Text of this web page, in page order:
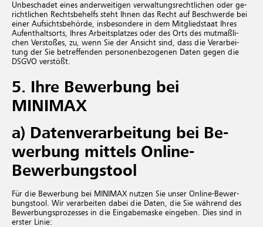
Un­be­scha­det eines an­der­wei­ti­gen ver­wal­tungs­recht­li­chen oder ge­
richt­li­chen Rechts­be­helfs steht Ihnen das Recht auf Be­schwer­de bei
einer Auf­sichts­be­hör­de, ins­be­son­de­re in dem Mit­glied­staat Ihres
Auf­ent­halts­orts, Ihres Ar­beits­plat­zes oder des Orts des mut­ma­ß­li­
chen Ver­sto­ßes, zu, wenn Sie der An­sicht sind, dass die Ver­ar­bei­
tung der Sie be­tref­fen­den per­so­nen­be­zo­ge­nen Daten gegen die
DSGVO ver­stö­ßt.
5. Ihre Be­wer­bung bei
MINIMAX
a) Datenverarbeitung bei Be­
wer­bung mittels Online-
Bewerbungstool
Für die Be­wer­bung bei MINIMAX nut­zen Sie unser On­line-Be­wer­
bungs­tool. Wir ver­ar­bei­ten dabei die Daten, die Sie wäh­rend des
Be­wer­bungs­pro­zes­ses in die Ein­ga­be­mas­ke ein­ge­ben. Dies sind in
ers­ter Linie: